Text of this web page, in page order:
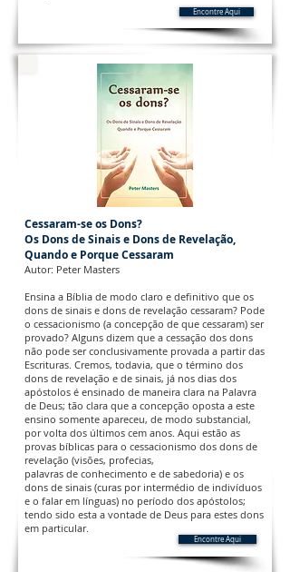
Encontre Aqui
Cessaram-se os Dons?
Os Dons de Sinais e Dons de Revelação,
Quando e Porque Cessaram
Autor: Peter Masters
Ensina a Bíblia de modo claro e definitivo que os
dons de sinais e dons de revelação cessaram? Pode
o cessacionismo (a concepção de que cessaram) ser
provado? Alguns dizem que a cessação dos dons
não pode ser conclusivamente provada a partir das
Escrituras. Cremos, todavia, que o término dos
dons de revelação e de sinais, já nos dias dos
apóstolos é ensinado de maneira clara na Palavra
de Deus; tão clara que a concepção oposta a este
ensino somente apareceu, de modo substancial,
por volta dos últimos cem anos. Aqui estão as
provas bíblicas para o cessacionismo dos dons de
revelação (visões, profecias,
palavras de conhecimento e de sabedoria) e os
dons de sinais (curas por intermédio de indivíduos
e o falar em línguas) no período dos apóstolos;
tendo sido esta a vontade de Deus para estes dons
em particular.
Encontre Aqui